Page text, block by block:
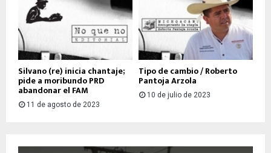
Silvano (re) inicia chantaje;
pide a moribundo PRD
abandonar el FAM
11 de agosto de 2023
Tipo de cambio / Roberto
Pantoja Arzola
10 de julio de 2023